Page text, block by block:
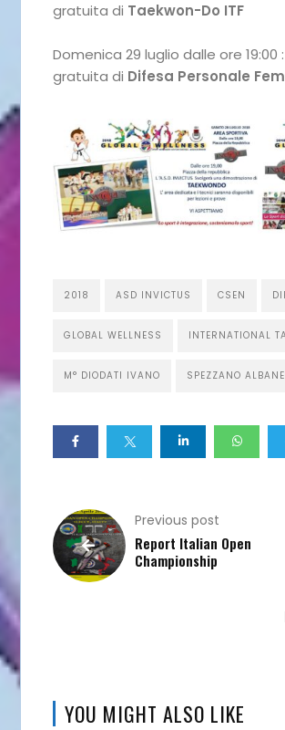
Home
I
del
Taekwon-
Do
Alimentazione
e
Calendario
Eventi
Istruttori
gratuita di Taekwon-Do ITF
Domenica 29 luglio dalle ore
gratuita di Difesa Personale
2018 ASD INVICTUS CSEN
GLOBAL WELLNESS INTERNATIONAL
M° DIODATI IVANO SPEZZANO
Previous post
Report Italian Open
Championship
YOU MIGHT ALSO LIKE